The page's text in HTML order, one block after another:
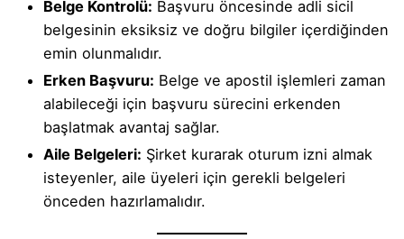
Belge Kontrolü: Başvuru öncesinde adli sicil
belgesinin eksiksiz ve doğru bilgiler içerdiğinden
emin olunmalıdır.
Erken Başvuru: Belge ve apostil işlemleri zaman
alabileceği için başvuru sürecini erkenden
başlatmak avantaj sağlar.
Aile Belgeleri: Şirket kurarak oturum izni almak
isteyenler, aile üyeleri için gerekli belgeleri
önceden hazırlamalıdır.